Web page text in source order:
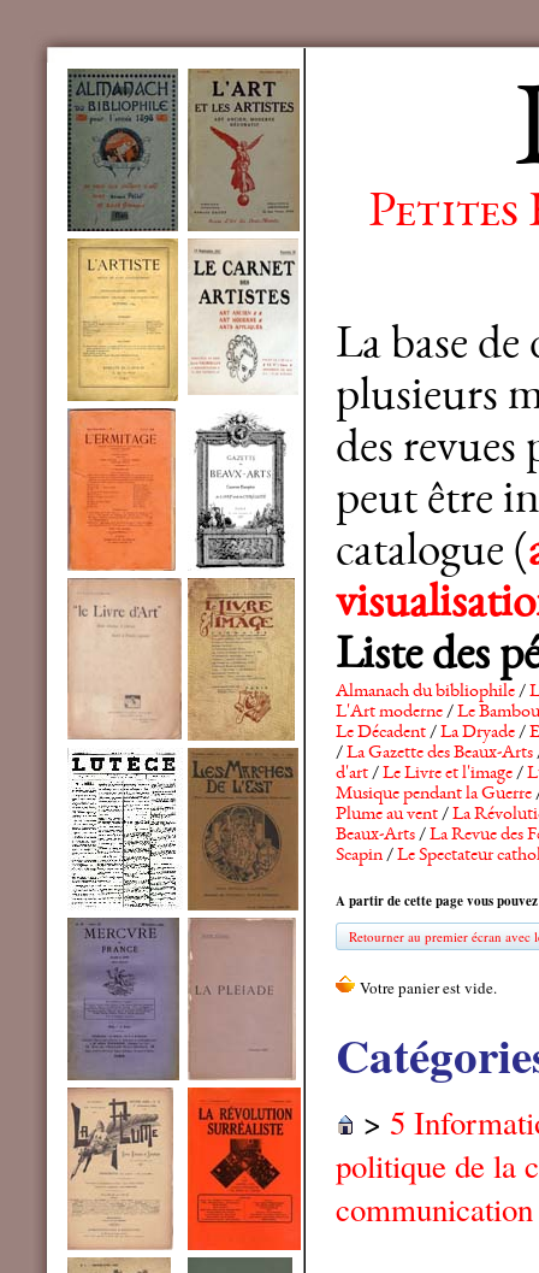
Petites
La base
plusieurs
des revues
peut être
catalogue (
Liste des
Almanach du bibliophile/
L'Art moderne/Le Bambou
Le Décadent/La Dryade/
/La Gazette des Beaux-Arts
d'art/Le Livre et l'image/
Musique pendant la Guerre
Plume au vent/La
Beaux-Arts/La Revue des
Scapin/Le Spectateur
A partir de cette page vous
Retourner au premier écran avec
> 5
politique de la
communication